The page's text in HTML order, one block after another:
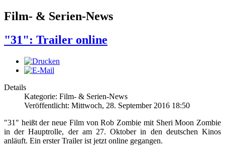
Film- & Serien-News
"31": Trailer online
Details
Kategorie: Film- & Serien-News
Veröffentlicht: Mittwoch, 28. September 2016 18:50
"31" heißt der neue Film von Rob Zombie mit Sheri Moon Zombie
in der Hauptrolle, der am 27. Oktober in den deutschen Kinos
anläuft. Ein erster Trailer ist jetzt online gegangen.